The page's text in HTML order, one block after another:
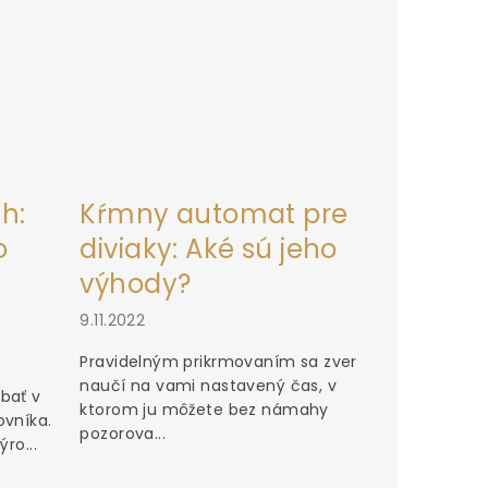
v
Kŕmny automat pre
diviaky: Aké sú jeho
výhody?
9.11.2022
Pravidelným prikrmovaním sa zver
naučí na vami nastavený čas, v
ktorom ju môžete bez námahy
pozorova...